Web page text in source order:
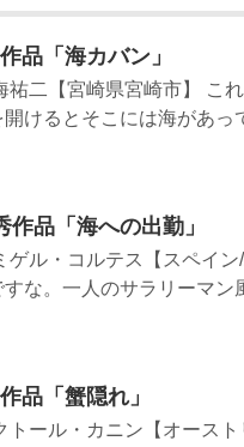
品「海カバン」
二【宮崎県宮崎市】 こ
けるとそこには海があっ
品「海への出勤」
ル・コルテス【スペイン/
な。一人のサラリーマン
品「蟹隠れ」
ール・カニン【オースト